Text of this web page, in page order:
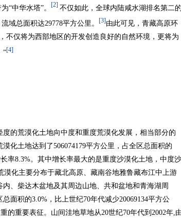
“中华水塔”。 [2] 不仅如此，全球内陆咸水湖排名第二
域总面积达29778平方公里。 [3] 由此可见，青藏高原环
不仅将为西部地区的开发创造良好的自然环境，更将为
”[4]
的荒漠化土地向中度和重度荒漠化发展，相当部分的
化土地达到了506074179平方公里，占全区总面积的
率8.3%。其中增长率最大的是重度沙漠化土地，中度沙
漠化主要分布于藏北高原、藏南谷地雅鲁藏布江中上游
、柴达木盆地及其周边山地、共和盆地和青海湖周
面积的3.0%，比上世纪70年代减少20069134平方公
的重要表征。山间洼地草地从20世纪70年代到2002年,